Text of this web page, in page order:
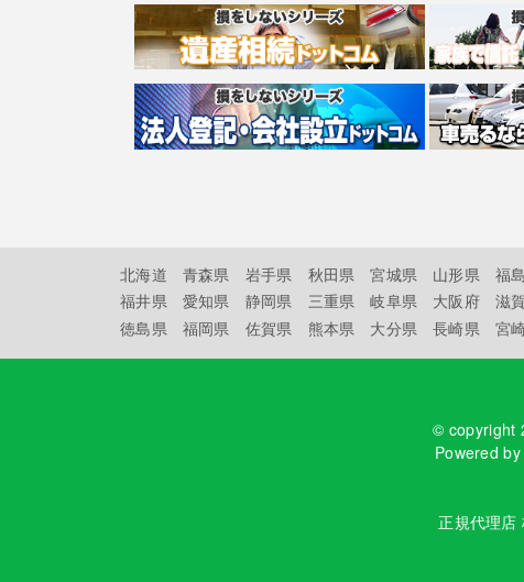
北海道 青森県 岩手県 秋田県 宮城県 山形県 福
福井県
愛知県 静岡県 三重県 岐阜県 大阪府 滋
徳島県
福岡県 佐賀県 熊本県 大分県 長崎県 宮
© copyright
Powered
正規代理店